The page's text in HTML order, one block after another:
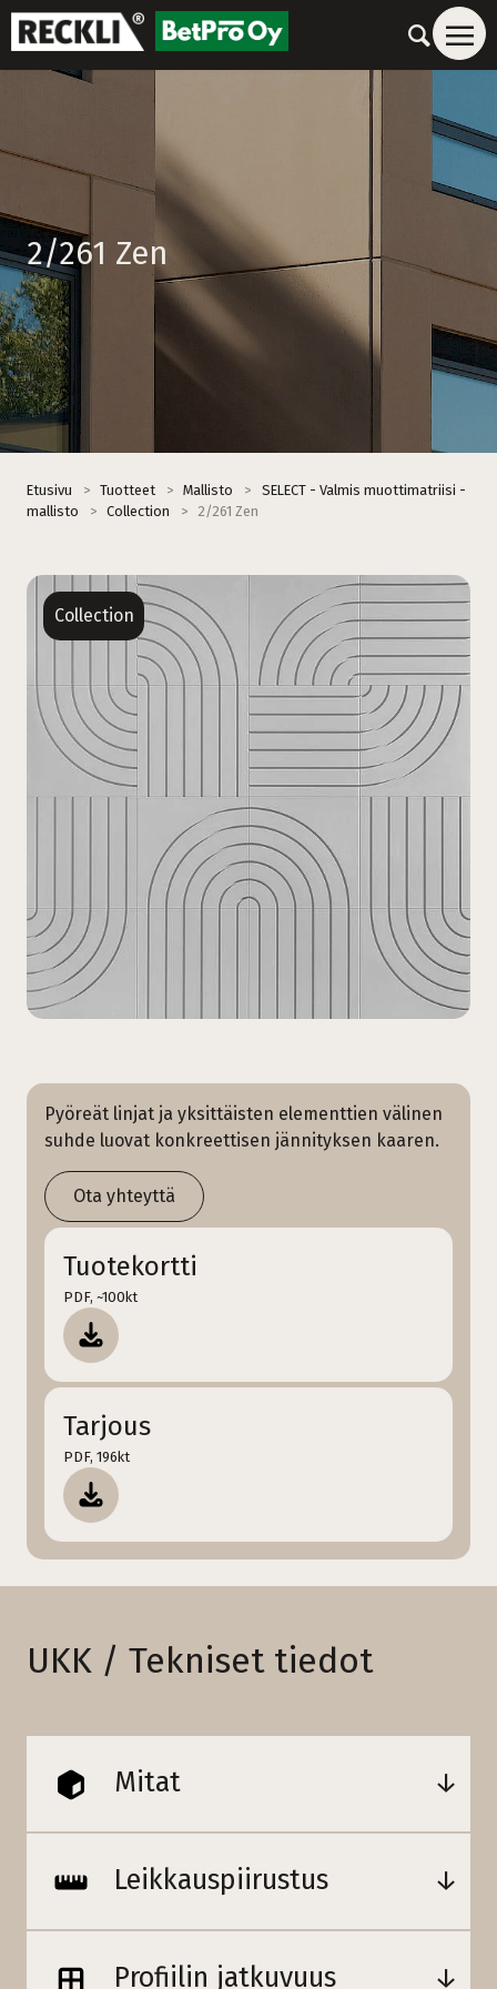
2/261 Zen
Etusivu > Tuotteet > Mallisto >
SELECT - Valmis muottimatriisi -
mallisto
> Collection > 2/261 Zen
Collection
Pyöreät linjat ja yksittäisten elementtien välinen
suhde luovat konkreettisen jännityksen kaaren.
Ota yhteyttä
Tuotekortti
PDF, ~100kt
Tarjous
PDF, 196kt
UKK / Tekniset tiedot
Mitat
Leikkauspiirustus
Profiilin jatkuvuus